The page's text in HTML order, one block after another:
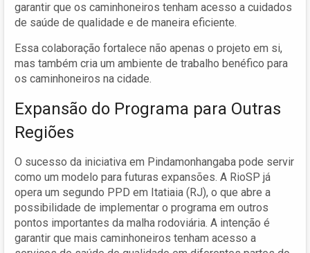
garantir que os caminhoneiros tenham acesso a cuidados
de saúde de qualidade e de maneira eficiente.
Essa colaboração fortalece não apenas o projeto em si,
mas também cria um ambiente de trabalho benéfico para
os caminhoneiros na cidade.
Expansão do Programa para Outras
Regiões
O sucesso da iniciativa em Pindamonhangaba pode servir
como um modelo para futuras expansões. A RioSP já
opera um segundo PPD em Itatiaia (RJ), o que abre a
possibilidade de implementar o programa em outros
pontos importantes da malha rodoviária. A intenção é
garantir que mais caminhoneiros tenham acesso a